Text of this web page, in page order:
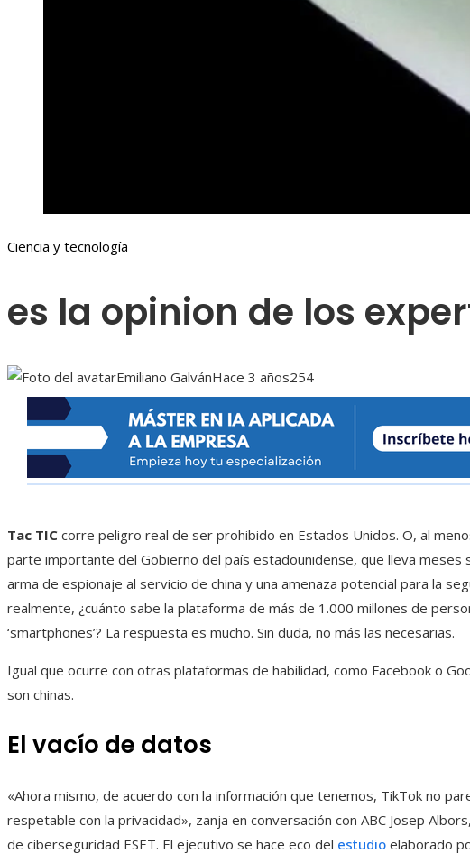
Ciencia y tecnología
es la opinion de los
Emiliano GalvánHace 3 años254
Tac TIC corre peligro real de ser prohibido en Estados Unidos. O, al
parte importante del Gobierno del país estadounidense, que lleva meses
arma de espionaje al servicio de china y una amenaza potencial para la
realmente, ¿cuánto sabe la plataforma de más de 1.000 millones de
‘smartphones’? La respuesta es mucho. Sin duda, no más las necesarias.
Igual que ocurre con otras plataformas de habilidad, como Facebook o
son chinas.
El vacío de datos
«Ahora mismo, de acuerdo con la información que tenemos, TikTok no
respetable con la privacidad», zanja en conversación con ABC Josep
de ciberseguridad ESET. El ejecutivo se hace eco del estudio elaborado